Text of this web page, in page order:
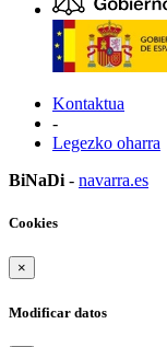
Kontaktua
-
Legezko oharra
BiNaDi - navarra.es
Cookies
×
Modificar datos